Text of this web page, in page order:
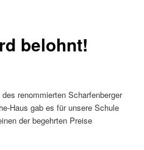
belohnt!
renommierten Scharfenberger
Haus gab es für unsere Schule
der begehrten Preise